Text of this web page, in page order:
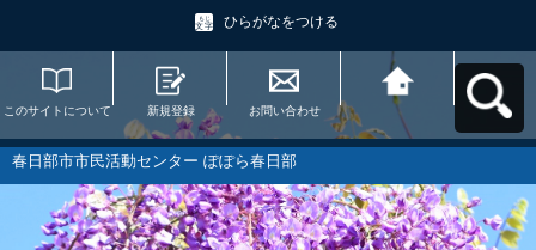
ひらがなをつける
このサイトについて 新規登録 お問い合わせ
春日部市市民活動セ
ンター ぽぽら春日部
へ戻る
春日部市市民活動センター ぽぽら春日部